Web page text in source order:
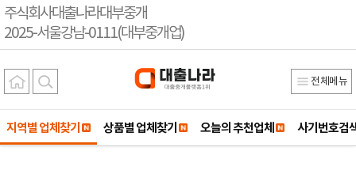
주식회사대출나라대부중개
2025-서울강남-0111(대부중개업)
전체메뉴
지역별 업체찾기 상품별 업체찾기 오늘의 추천업체 사기번호검